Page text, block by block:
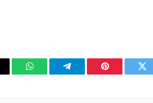
تويتر بينتيريستتيلقرام واتساب